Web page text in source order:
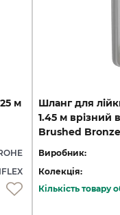
м
Шланг для
1.45 м врізний
Brushed
Виробник:
Колекція:
Кількість товару